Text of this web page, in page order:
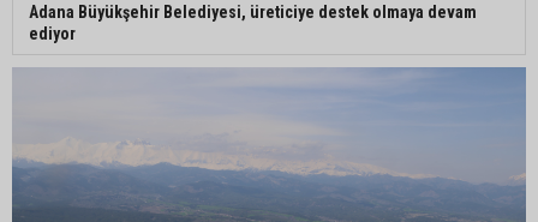
Adana Büyükşehir Belediyesi, üreticiye destek olmaya devam
ediyor